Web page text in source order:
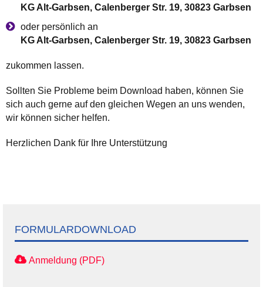
KG Alt-Garbsen, Calenberger Str. 19, 30823 Garbsen
oder persönlich an
KG Alt-Garbsen, Calenberger Str. 19, 30823 Garbsen
zukommen lassen.
Sollten Sie Probleme beim Download haben, können Sie
sich auch gerne auf den gleichen Wegen an uns wenden,
wir können sicher helfen.
Herzlichen Dank für Ihre Unterstützung
FORMULARDOWNLOAD
Anmeldung (PDF)